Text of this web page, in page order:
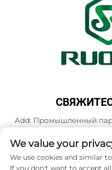
Add: Промышленный
провинция Чжэцзян,
Тел.:+86-13616897017
We value your
We use cookies and similar
If you don't want to accept